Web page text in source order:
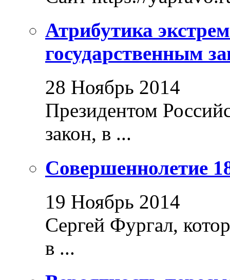
Атрибутика
государственным
28 Ноябрь 2014
Президентом
закон, в ...
Совершеннолетие
19 Ноябрь 2014
Сергей Фургал,
в ...